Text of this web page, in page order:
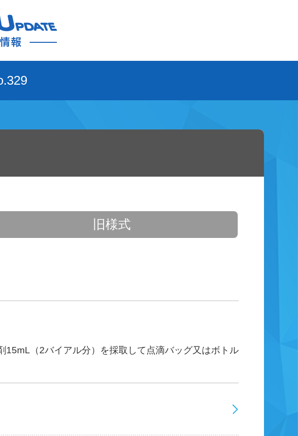
旧様式
（2バイアル分）を採取して点滴バッグ又はボトル